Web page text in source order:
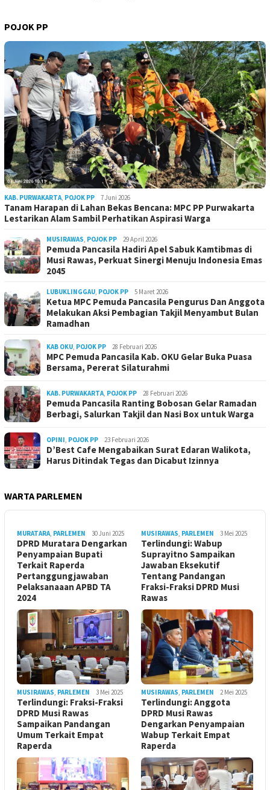
POJOK PP
KAB. PURWAKARTA POJOK PP 7 Juni 2026
Tanam Harapan di Lahan Bekas Bencana: MPC PP Purwakarta
Lestarikan Alam Sambil Perhatikan Aspirasi Warga
MUSIRAWAS POJOK PP 29 April 2026
Pemuda Pancasila Hadiri Apel Sabuk Kamtibmas di
Musi Rawas, Perkuat Sinergi Menuju Indonesia Emas
2045
LUBUKLINGGAU POJOK PP 5 Maret 2026
Ketua MPC Pemuda Pancasila Pengurus Dan Anggota
Melakukan Aksi Pembagian Takjil Menyambut Bulan
Ramadhan
KAB OKU POJOK PP 28 Februari 2026
MPC Pemuda Pancasila Kab. OKU Gelar Buka Puasa
Bersama, Pererat Silaturahmi
KAB. PURWAKARTA POJOK PP 28 Februari 2026
Pemuda Pancasila Ranting Bobosan Gelar Ramadan
Berbagi, Salurkan Takjil dan Nasi Box untuk Warga
OPINI POJOK PP 23 Februari 2026
D’Best Cafe Mengabaikan Surat Edaran Walikota,
Harus Ditindak Tegas dan Dicabut Izinnya
WARTA PARLEMEN
MURATARA PARLEMEN 30 Juni 2025
DPRD Muratara Dengarkan
Penyampaian Bupati
Terkait Raperda
Pertanggungjawaban
Pelaksanaaan APBD TA
2024
MUSIRAWAS PARLEMEN 3 Mei 2025
Terlindungi: Wabup
Suprayitno Sampaikan
Jawaban Eksekutif
Tentang Pandangan
Fraksi-Fraksi DPRD Musi
Rawas
MUSIRAWAS PARLEMEN 3 Mei 2025
Terlindungi: Fraksi-Fraksi
DPRD Musi Rawas
Sampaikan Pandangan
Umum Terkait Empat
Raperda
MUSIRAWAS PARLEMEN 2 Mei 2025
Terlindungi: Anggota
DPRD Musi Rawas
Dengarkan Penyampaian
Wabup Terkait Empat
Raperda